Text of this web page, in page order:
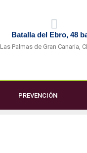
Batalla del Ebro, 48
Las Palmas de Gran Canaria,
PREVENCIÓN